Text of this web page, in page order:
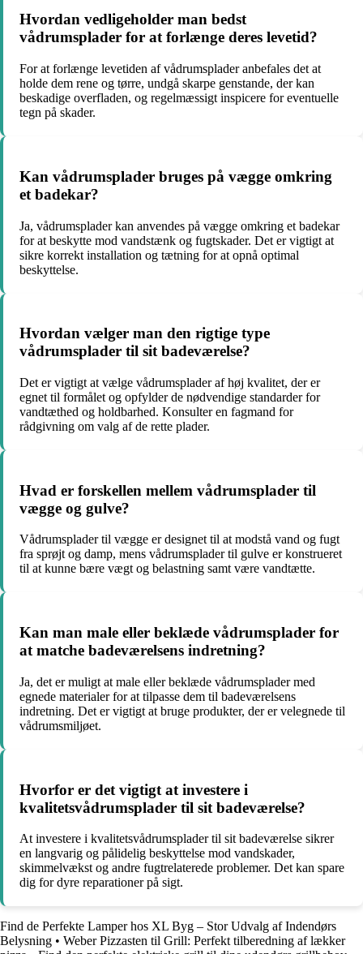
Hvordan vedligeholder man bedst
vådrumsplader for at forlænge deres levetid?
For at forlænge levetiden af vådrumsplader anbefales det at
holde dem rene og tørre, undgå skarpe genstande, der kan
beskadige overfladen, og regelmæssigt inspicere for eventuelle
tegn på skader.
Kan vådrumsplader bruges på vægge omkring
et badekar?
Ja, vådrumsplader kan anvendes på vægge omkring et badekar
for at beskytte mod vandstænk og fugtskader. Det er vigtigt at
sikre korrekt installation og tætning for at opnå optimal
beskyttelse.
Hvordan vælger man den rigtige type
vådrumsplader til sit badeværelse?
Det er vigtigt at vælge vådrumsplader af høj kvalitet, der er
egnet til formålet og opfylder de nødvendige standarder for
vandtæthed og holdbarhed. Konsulter en fagmand for
rådgivning om valg af de rette plader.
Hvad er forskellen mellem vådrumsplader til
vægge og gulve?
Vådrumsplader til vægge er designet til at modstå vand og fugt
fra sprøjt og damp, mens vådrumsplader til gulve er konstrueret
til at kunne bære vægt og belastning samt være vandtætte.
Kan man male eller beklæde vådrumsplader for
at matche badeværelsens indretning?
Ja, det er muligt at male eller beklæde vådrumsplader med
egnede materialer for at tilpasse dem til badeværelsens
indretning. Det er vigtigt at bruge produkter, der er velegnede til
vådrumsmiljøet.
Hvorfor er det vigtigt at investere i
kvalitetsvådrumsplader til sit badeværelse?
At investere i kvalitetsvådrumsplader til sit badeværelse sikrer
en langvarig og pålidelig beskyttelse mod vandskader,
skimmelvækst og andre fugtrelaterede problemer. Det kan spare
dig for dyre reparationer på sigt.
Find de Perfekte Lamper hos XL Byg – Stor Udvalg af Indendørs
Belysning • Weber Pizzasten til Grill: Perfekt tilberedning af lækker